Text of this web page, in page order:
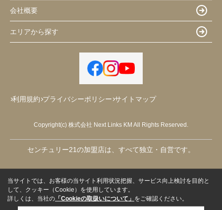
会社概要
エリアから探す
利用規約 プライバシーポリシー サイトマップ
Copyright(c) 株式会社 Next Links KM All Rights Reserved.
センチュリー21の加盟店は、すべて独立・自営です。
当サイトでは、お客様の当サイト利用状況把握、サービス向上検討を目的と
して、クッキー（Cookie）を使用しています。
詳しくは、当社の 「Cookieの取扱いについて」 をご確認ください。